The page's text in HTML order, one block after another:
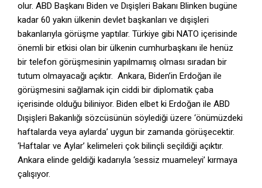
olur. ABD Başkanı Biden ve Dışişleri Bakanı Blinken bugüne
kadar 60 yakın ülkenin devlet başkanları ve dışişleri
bakanlarıyla görüşme yaptılar. Türkiye gibi NATO içerisinde
önemli bir etkisi olan bir ülkenin cumhurbaşkanı ile henüz
bir telefon görüşmesinin yapılmamış olması sıradan bir
tutum olmayacağı açıktır. Ankara, Biden’in Erdoğan ile
görüşmesini sağlamak için ciddi bir diplomatik çaba
içerisinde olduğu biliniyor. Biden elbet ki Erdoğan ile ABD
Dışişleri Bakanlığı sözcüsünün söylediği üzere ‘önümüzdeki
haftalarda veya aylarda’ uygun bir zamanda görüşecektir.
‘Haftalar ve Aylar’ kelimeleri çok bilinçli seçildiği açıktır.
Ankara elinde geldiği kadarıyla ‘sessiz muameleyi’ kırmaya
çalışıyor.